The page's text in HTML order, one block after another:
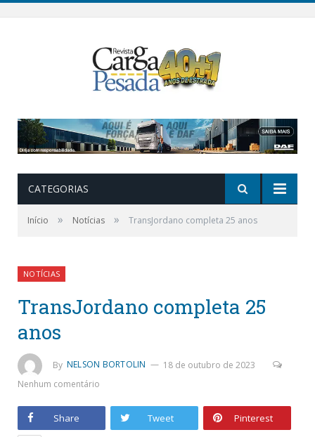
CATEGORIAS
Início » Notícias » TransJordano completa 25 anos
NOTÍCIAS
TransJordano completa 25
anos
By NELSON BORTOLIN
18 de outubro de 2023
Nenhum comentário
Share Tweet Pinterest